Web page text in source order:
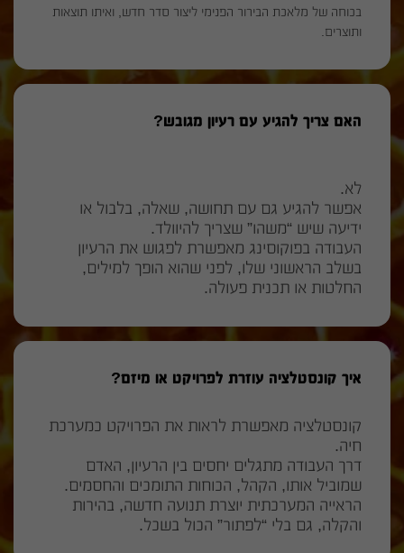
בכוחה של מלאכת הבירור הפנימי ליצור סדר חדש, ואיתו תוצאות
ותוצרים.
האם צריך להגיע עם רעיון מגובש?
לא.
אפשר להגיע גם עם תחושה, שאלה, בלבול או
ידיעה שיש “משהו” שצריך להיוולד.
העבודה בפוקוסינג מאפשרת לפגוש את הרעיון
בשלב הראשוני שלו, לפני שהוא הופך למילים,
החלטות או תכנית פעולה.
איך קונסטלציה עוזרת לפרויקט או מיזם?
קונסטלציה מאפשרת לראות את הפרויקט כמערכת
חיה.
דרך העבודה מתגלים יחסים בין הרעיון, האדם
שמוביל אותו, הקהל, הכוחות התומכים והחסמים.
הראייה המערכתית יוצרת תנועה חדשה, בהירות
והקלה, גם בלי “לפתור” הכול בשכל.